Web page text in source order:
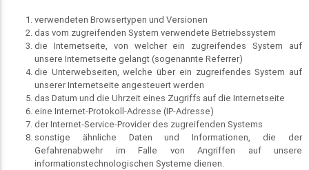
verwendeten Browsertypen und Versionen
das vom zugreifenden System verwendete Betriebssystem
die Internetseite, von welcher ein zugreifendes System auf
unsere Internetseite gelangt (sogenannte Referrer)
die Unterwebseiten, welche über ein zugreifendes System auf
unserer Internetseite angesteuert werden
das Datum und die Uhrzeit eines Zugriffs auf die Internetseite
eine Internet-Protokoll-Adresse (IP-Adresse)
der Internet-Service-Provider des zugreifenden Systems
sonstige ähnliche Daten und Informationen, die der
Gefahrenabwehr im Falle von Angriffen auf unsere
informationstechnologischen Systeme dienen.